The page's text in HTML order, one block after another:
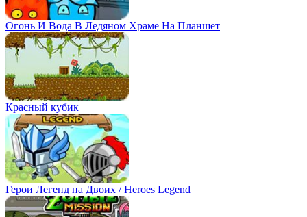
Огонь И Вода В Ледяном Храме На Планшет
Красный кубик
Герои Легенд на Двоих / Heroes Legend